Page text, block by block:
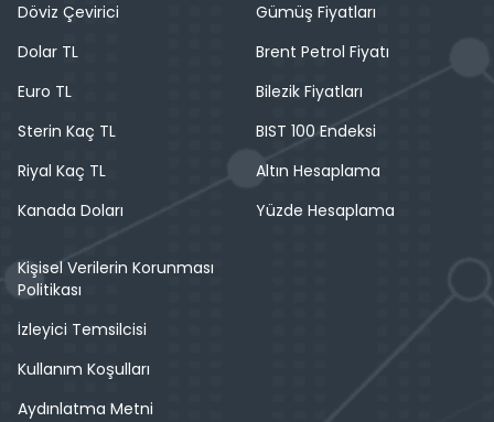
Döviz Çevirici
Dolar TL
Euro TL
Sterin Kaç TL
Riyal Kaç TL
Kanada Doları
Gümüş Fiyatları
Brent Petrol Fiyatı
Bilezik Fiyatları
BIST 100 Endeksi
Altın Hesaplama
Yüzde Hesaplama
Kişisel Verilerin Korunması
Politikası
İzleyici Temsilcisi
Kullanım Koşulları
Aydınlatma Metni